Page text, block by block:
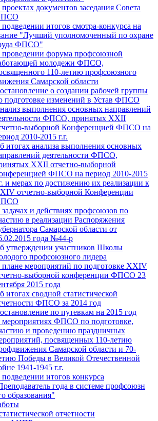
документов заседания Совета
итогов смотра-конкурса на
"Лучший уполномоченный по охране
ФПСО"
форума профсоюзной
молодежи ФПСО,
110-летию профсоюзного
Самарской области
о создании рабочей группы
подготовке изменений в Устав ФПСО
выполнения основных направлений
ФПСО, принятых XXII
выборной Конференцией ФПСО на
2010-2015 г.г.
итогах анализа выполнения основных
деятельности ФПСО,
XXII отчетно-выборной
ФПСО на период 2010-2015
и мерах по достижению их реализации к
отчетно-выборной Конференции
и действиях профсоюзов по
в реализации Распоряжения
Самарской области от
года №44-р
утверждении участников Школы
профсоюзного лидера
мероприятий по подготовке XXIV
выборной конференции ФПСО 23
2015 года
итогах сводной статистической
ФПСО за 2014 год
по путевкам на 2015 год
ФПСО по подготовке,
и проведению праздничных
посвященных 110-летию
Самарской области и 70-
Победы в Великой Отечественной
1941-1945 г.г.
итогов конкурса
года в системе профсоюзн
образования"
отчетности